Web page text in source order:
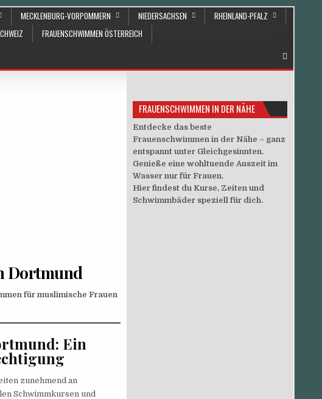
MECKLENBURG-VORPOMMERN NIEDERSACHSEN
RHEINLAND-PFALZ
FRAUENSCHWIMMEN ÖSTERREICH
Dortmund
für muslimische Frauen
Ein
zunehmend an
Schwimmkursen und
FRAUENSCHWIMMEN IN DER NÄHE
Entdecke das beste
Frauenschwimmen in der Nähe – ganz
entspannt unter Gleichgesinnten.
Genieße eine wohltuende Auszeit im
Wasser nur für Frauen.
Hier findest du Kurse, Zeiten und
Schwimmbäder speziell für dich.